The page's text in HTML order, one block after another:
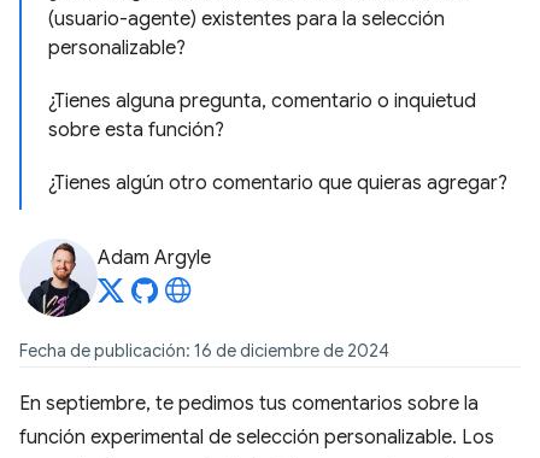
(usuario-agente) existentes para la selección
personalizable?
¿Tienes alguna pregunta, comentario o inquietud
sobre esta función?
¿Tienes algún otro comentario que quieras agregar?
Adam Argyle
Fecha de publicación: 16 de diciembre de 2024
En septiembre, te pedimos tus comentarios sobre la
función experimental de selección personalizable. Los